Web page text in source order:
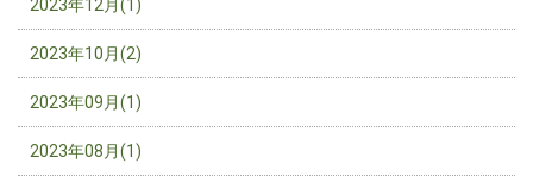
2023年12月(1)
2023年10月(2)
2023年09月(1)
2023年08月(1)